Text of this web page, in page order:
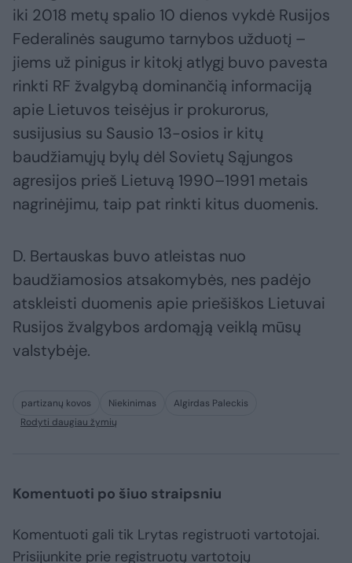
iki 2018 metų spalio 10 dienos vykdė Rusijos
Federalinės saugumo tarnybos užduotį –
jiems už pinigus ir kitokį atlygį buvo pavesta
rinkti RF žvalgybą dominančią informaciją
apie Lietuvos teisėjus ir prokurorus,
susijusius su Sausio 13-osios ir kitų
baudžiamųjų bylų dėl Sovietų Sąjungos
agresijos prieš Lietuvą 1990–1991 metais
nagrinėjimu, taip pat rinkti kitus duomenis.
D. Bertauskas buvo atleistas nuo
baudžiamosios atsakomybės, nes padėjo
atskleisti duomenis apie priešiškos Lietuvai
Rusijos žvalgybos ardomąją veiklą mūsų
valstybėje.
partizanų kovos Niekinimas
Algirdas Paleckis
Rodyti daugiau žymių
Komentuoti po šiuo straipsniu
Komentuoti gali tik Lrytas registruoti vartotojai.
Prisijunkite prie registruotų vartotojų